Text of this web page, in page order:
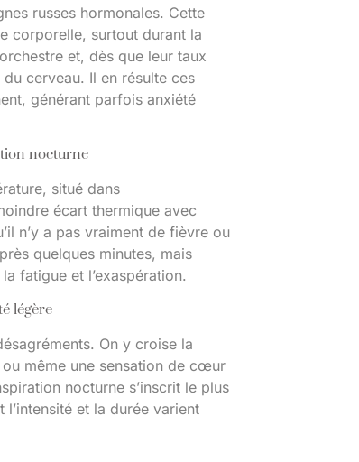
russes hormonales. Cette
corporelle, surtout durant la
et, dès que leur taux
cerveau. Il en résulte ces
générant parfois anxiété
nocturne
situé dans
écart thermique avec
n’y a pas vraiment de fièvre ou
quelques minutes, mais
fatigue et l’exaspération.
légère
On y croise la
même une sensation de cœur
nocturne s’inscrit le plus
et la durée varient